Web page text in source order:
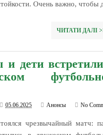
Очень важно, чтобы
ЧИТАТИ ДАЛІ
дети
05.06.2025 Анонсы No
чрезвычайный матч: